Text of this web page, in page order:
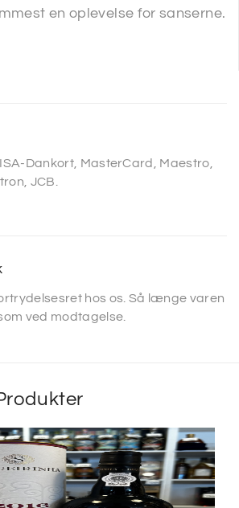
en oplevelse for sanserne.
Dankort, MasterCard, Maestro,
JCB.
hos os. Så længe varen
ved modtagelse.